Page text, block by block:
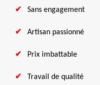
Sans engagement
Artisan passionné
Prix imbattable
Travail de qualité